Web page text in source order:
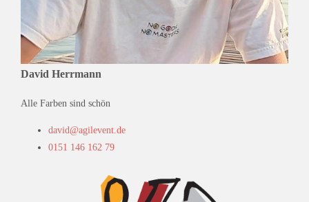
David Herrmann
Alle Farben sind schön
david@agilevent.de
0151 146 162 79